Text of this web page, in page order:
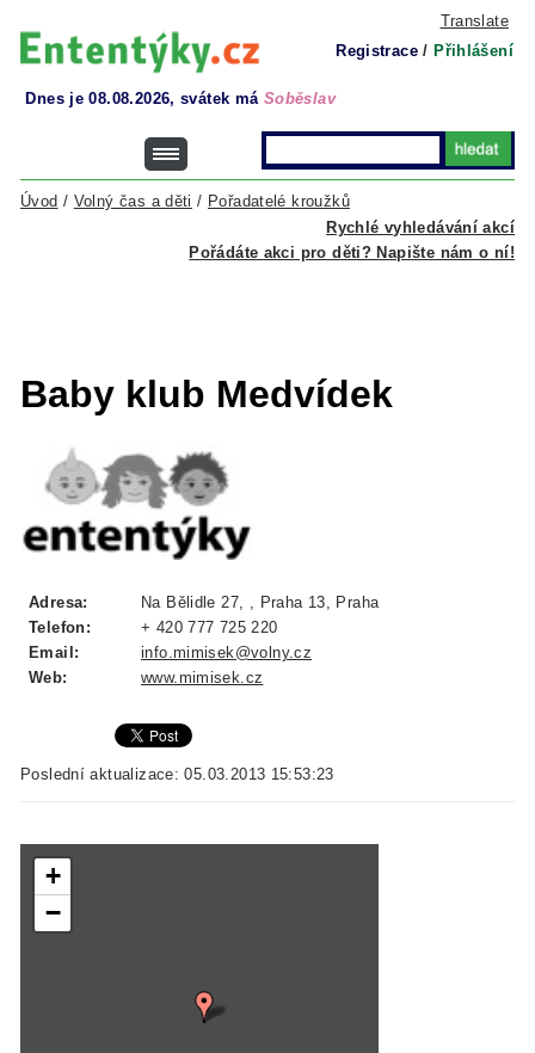
Translate
Registrace / Přihlášení
Dnes je 08.08.2026, svátek má Soběslav
Rychlé vyhledávání akcí
Úvod / Volný čas a děti / Pořadatelé kroužků
Pořádáte akci pro děti? Napište nám o ní!
Baby klub Medvídek
Adresa:
Na Bělidle 27, , Praha 13, Praha
Telefon:
+ 420 777 725 220
Email:
info.mimisek@volny.cz
Web:
www.mimisek.cz
Poslední aktualizace: 05.03.2013 15:53:23
+
−